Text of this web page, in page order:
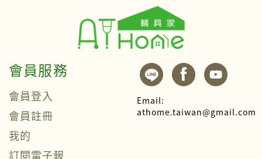
會員服務
會員登入
會員註冊
我的
訂閱電子報
Email:
athome.taiwan@gmail.com